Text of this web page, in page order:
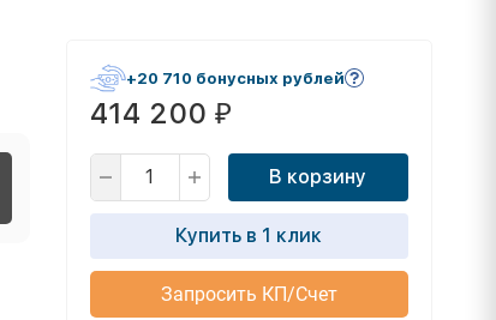
+20 710 бонусных рублей
414 200 ₽
В корзину
Купить в 1 клик
Запросить КП/Счет